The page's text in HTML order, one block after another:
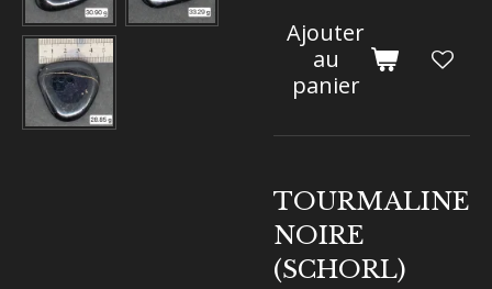
Ajouter
au
panier
TOURMALINE
NOIRE
(SCHORL)